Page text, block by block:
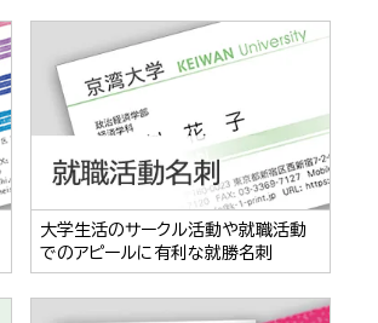
大学生活のサークル活動や就職活動
でのアピールに有利な就勝名刺